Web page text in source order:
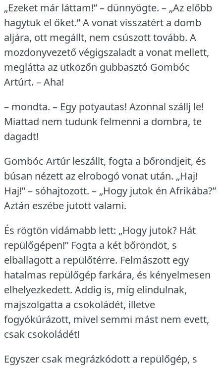
„Ezeket már láttam!” – dünnyögte. – „Az előbb
hagytuk el őket.” A vonat visszatért a domb
aljára, ott megállt, nem csúszott tovább. A
mozdonyvezető végigszaladt a vonat mellett,
meglátta az ütközőn gubbasztó Gombóc
Artúrt. – Aha!
– mondta. – Egy potyautas! Azonnal szállj le!
Miattad nem tudunk felmenni a dombra, te
dagadt!
Gombóc Artúr leszállt, fogta a bőröndjeit, és
búsan nézett az elrobogó vonat után. „Haj!
Haj!” – sóhajtozott. – „Hogy jutok én Afrikába?”
Aztán eszébe jutott valami.
És rögtön vidámabb lett: „Hogy jutok? Hát
repülőgépen!” Fogta a két bőröndöt, s
elballagott a repülőtérre. Felmászott egy
hatalmas repülőgép farkára, és kényelmesen
elhelyezkedett. Addig is, míg elindulnak,
majszolgatta a csokoládét, illetve
fogyókúrázott, mivel semmi mást nem evett,
csak csokoládét!
Egyszer csak megrázkódott a repülőgép, s